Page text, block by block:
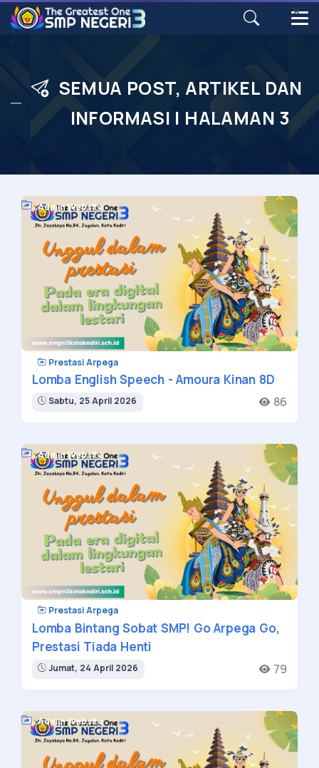
SEMUA POST, ARTIKEL DAN
INFORMASI | HALAMAN 3
Admin Website
Prestasi Arpega
Lomba English Speech - Amoura Kinan 8D
Sabtu, 25 April 2026 86
Admin Website
Prestasi Arpega
Lomba Bintang Sobat SMP! Go Arpega Go,
Prestasi Tiada Henti
Jumat, 24 April 2026 79
Admin Website